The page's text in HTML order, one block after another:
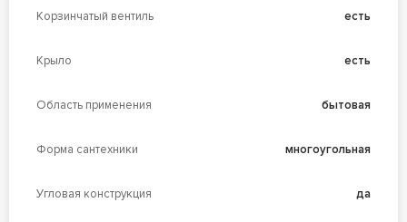
Корзинчатый вентиль есть
Крыло есть
Область применения бытовая
Форма сантехники многоугольная
Угловая конструкция да